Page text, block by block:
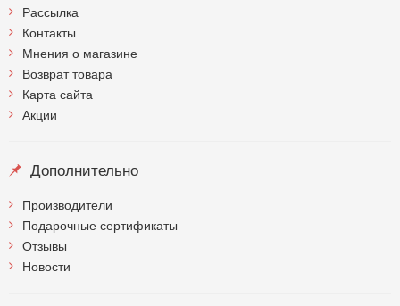
Рассылка
Контакты
Мнения о магазине
Возврат товара
Карта сайта
Акции
Дополнительно
Производители
Подарочные сертификаты
Отзывы
Новости